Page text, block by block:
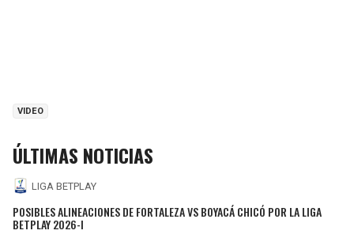
VIDEO
ÚLTIMAS NOTICIAS
LIGA BETPLAY
POSIBLES ALINEACIONES DE FORTALEZA VS BOYACÁ CHICÓ POR LA LIGA
BETPLAY 2026-I